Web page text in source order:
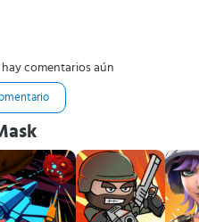
hay comentarios aún